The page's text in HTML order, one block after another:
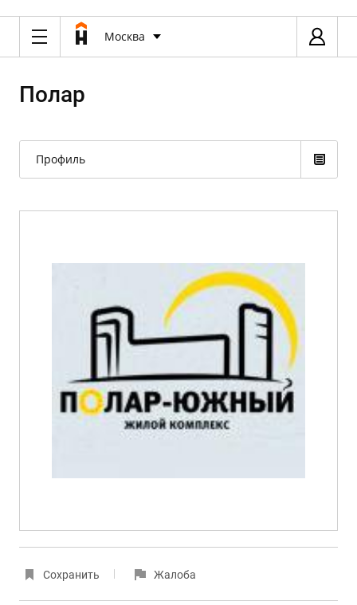
Москва
Полар
Профиль
Сохранить Жалоба